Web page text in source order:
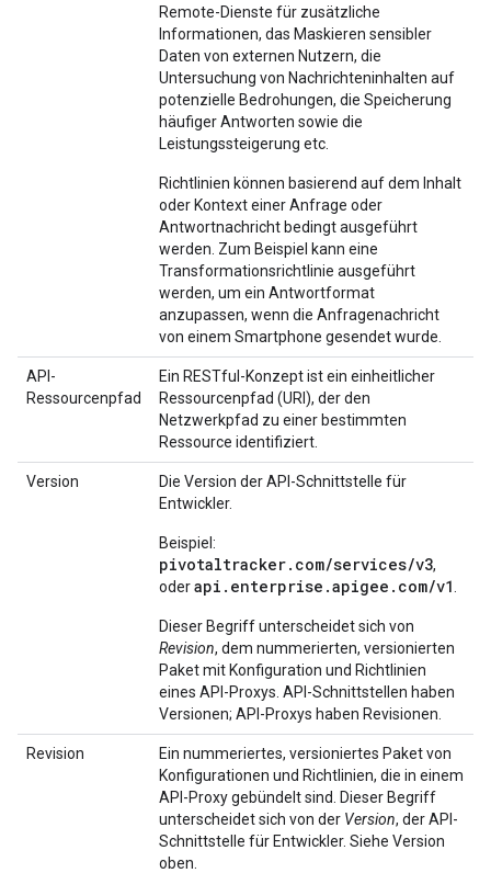
Remote-Dienste für zusätzliche
Informationen, das Maskieren sensibler
Daten von externen Nutzern, die
Untersuchung von Nachrichteninhalten auf
potenzielle Bedrohungen, die Speicherung
häufiger Antworten sowie die
Leistungssteigerung etc.
Richtlinien können basierend auf dem Inhalt
oder Kontext einer Anfrage oder
Antwortnachricht bedingt ausgeführt
werden. Zum Beispiel kann eine
Transformationsrichtlinie ausgeführt
werden, um ein Antwortformat
anzupassen, wenn die Anfragenachricht
von einem Smartphone gesendet wurde.
API-
Ressourcenpfad
Ein RESTful-Konzept ist ein einheitlicher
Ressourcenpfad (URI), der den
Netzwerkpfad zu einer bestimmten
Ressource identifiziert.
Version
Die Version der API-Schnittstelle für
Entwickler.
Beispiel:
pivotaltracker.com/services/v3,
oderapi.enterprise.apigee.com/v1
Dieser Begriff unterscheidet sich von
Revision, dem nummerierten, versionierten
Paket mit Konfiguration und Richtlinien
eines API-Proxys. API-Schnittstellen haben
Versionen; API-Proxys haben Revisionen.
Revision
Ein nummeriertes, versioniertes Paket von
Konfigurationen und Richtlinien, die in einem
API-Proxy gebündelt sind. Dieser Begriff
unterscheidet sich von der Version, der API-
Schnittstelle für Entwickler. Siehe Version
oben.